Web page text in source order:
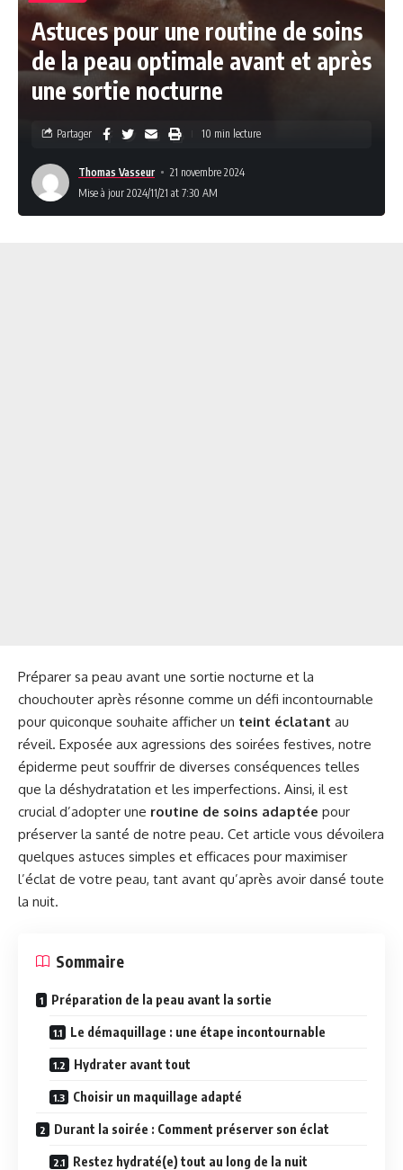
Astuces pour une routine de soins
de la peau optimale avant et après
une sortie nocturne
Thomas Vasseur
21 novembre 2024
Mise à jour 2024/11/21 at 7:30 AM
Partager 10 min lecture
Préparer sa peau avant une sortie nocturne et la
chouchouter après résonne comme un défi incontournable
pour quiconque souhaite afficher un teint éclatant au
réveil. Exposée aux agressions des soirées festives, notre
épiderme peut souffrir de diverses conséquences telles
que la déshydratation et les imperfections. Ainsi, il est
crucial d’adopter une routine de soins adaptée pour
préserver la santé de notre peau. Cet article vous dévoilera
quelques astuces simples et efficaces pour maximiser
l’éclat de votre peau, tant avant qu’après avoir dansé toute
la nuit.
Sommaire
Préparation de la peau avant la sortie
Le démaquillage : une étape incontournable
Hydrater avant tout
Choisir un maquillage adapté
Durant la soirée : Comment préserver son éclat
Restez hydraté(e) tout au long de la nuit